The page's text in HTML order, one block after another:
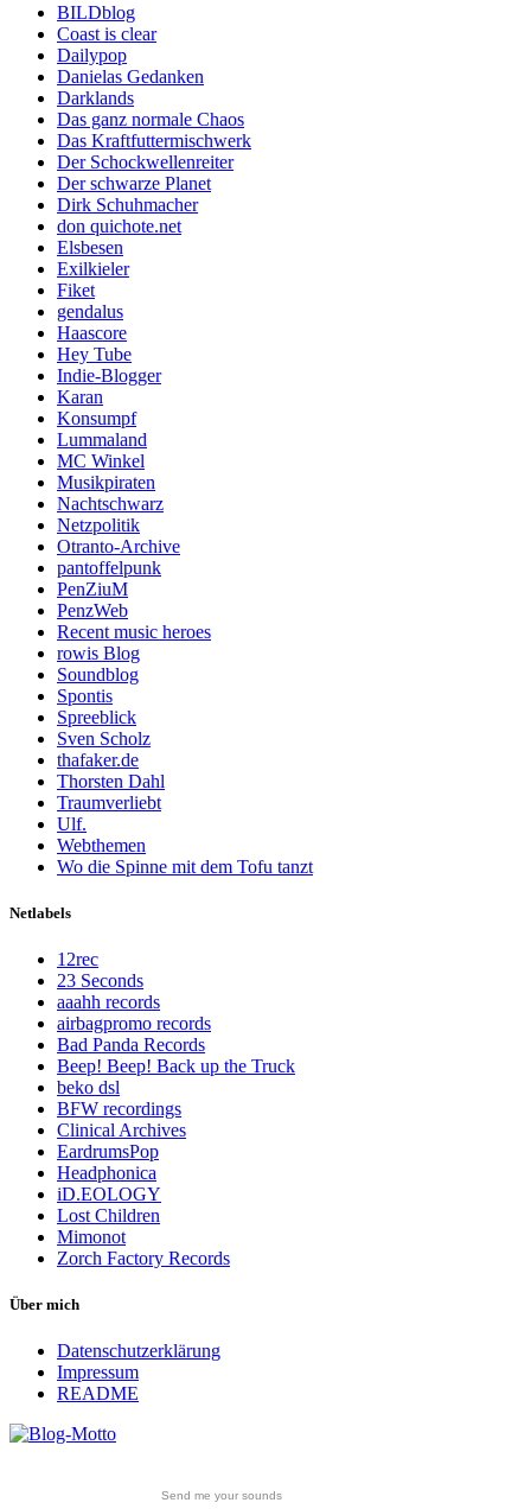
BILDblog
Coast is clear
Dailypop
Danielas Gedanken
Darklands
Das ganz normale Chaos
Das Kraftfuttermischwerk
Der Schockwellenreiter
Der schwarze Planet
Dirk Schuhmacher
don quichote.net
Elsbesen
Exilkieler
Fiket
gendalus
Haascore
Hey Tube
Indie-Blogger
Karan
Konsumpf
Lummaland
MC Winkel
Musikpiraten
Nachtschwarz
Netzpolitik
Otranto-Archive
pantoffelpunk
PenZiuM
PenzWeb
Recent music heroes
rowis Blog
Soundblog
Spontis
Spreeblick
Sven Scholz
thafaker.de
Thorsten Dahl
Traumverliebt
Ulf.
Webthemen
Wo die Spinne mit dem Tofu tanzt
Netlabels
12rec
23 Seconds
aaahh records
airbagpromo records
Bad Panda Records
Beep! Beep! Back up the Truck
beko dsl
BFW recordings
Clinical Archives
EardrumsPop
Headphonica
iD.EOLOGY
Lost Children
Mimonot
Zorch Factory Records
Über mich
Datenschutzerklärung
Impressum
README
Send me your sounds